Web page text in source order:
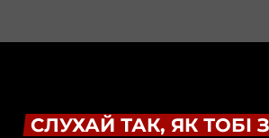
СЛУХАЙ ТАК, ЯК ТОБІ